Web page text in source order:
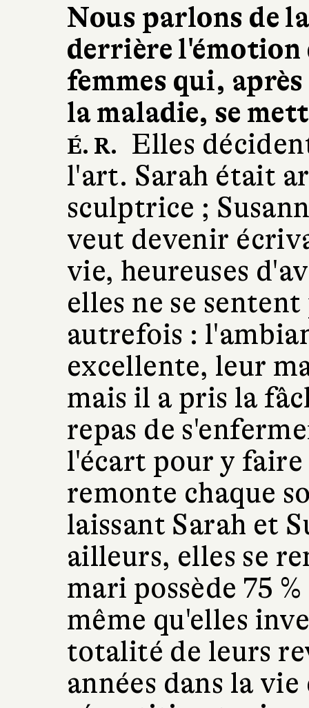
Nous parlons de
derrière l'émotion
femmes qui,
la maladie, se
É. R.
Elles
l'art. Sarah était
sculptrice ;
veut devenir
vie, heureuses
elles ne se
autrefois :
excellente, leur
mais il a pris la
repas de
l'écart pour y
remonte chaque
laissant Sarah et
ailleurs, elles se
mari possède 75
même qu'elles
totalité de leurs
années dans la